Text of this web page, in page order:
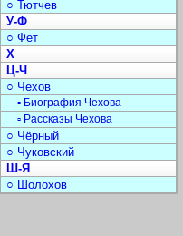
○ Тютчев
У-Ф
○ Фет
Х
Ц-Ч
○ Чехов
▫ Биография Чехова
▫ Рассказы Чехова
○ Чёрный
○ Чуковский
Ш-Я
○ Шолохов